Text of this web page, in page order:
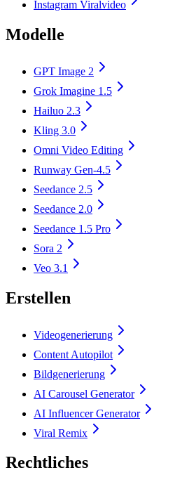
Instagram Viralvideo
Modelle
GPT Image 2
Grok Imagine 1.5
Hailuo 2.3
Kling 3.0
Omni Video Editing
Runway Gen-4.5
Seedance 2.5
Seedance 2.0
Seedance 1.5 Pro
Sora 2
Veo 3.1
Erstellen
Videogenerierung
Content Autopilot
Bildgenerierung
AI Carousel Generator
AI Influencer Generator
Viral Remix
Rechtliches